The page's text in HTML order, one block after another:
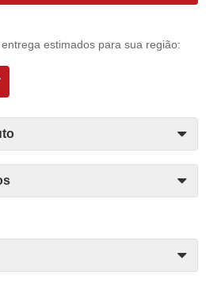
estimados para sua região: